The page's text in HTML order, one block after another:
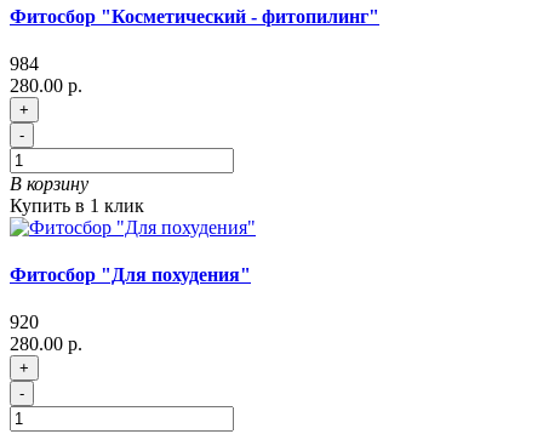
Фитосбор "Косметический - фитопилинг"
984
280.00 р.
+
-
В корзину
Купить в 1 клик
Фитосбор "Для похудения"
920
280.00 р.
+
-